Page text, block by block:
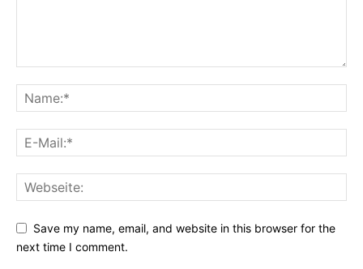
Save my name, email, and website in this browser for the
next time I comment.